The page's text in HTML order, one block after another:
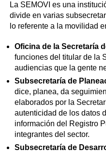
La SEMOVI es una
divide en varias
lo referente a la movilidad
Oficina de la Secretaría
funciones del titular de la
audiencias que la gente
Subsecretaría de
dice, planea, da
elaborados por la
autenticidad de los datos
información del Registro
integrantes del sector.
Subsecretaría de